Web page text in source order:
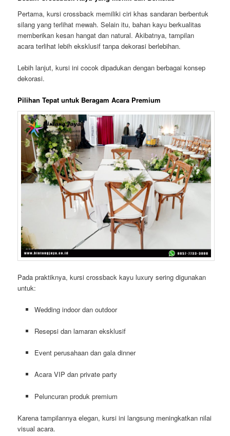
Pertama, kursi crossback memiliki ciri khas sandaran berbentuk
silang yang terlihat mewah. Selain itu, bahan kayu berkualitas
memberikan kesan hangat dan natural. Akibatnya, tampilan
acara terlihat lebih eksklusif tanpa dekorasi berlebihan.
Lebih lanjut, kursi ini cocok dipadukan dengan berbagai konsep
dekorasi.
Pilihan Tepat untuk Beragam Acara Premium
Pada praktiknya, kursi crossback kayu luxury sering digunakan
untuk:
Wedding indoor dan outdoor
Resepsi dan lamaran eksklusif
Event perusahaan dan gala dinner
Acara VIP dan private party
Peluncuran produk premium
Karena tampilannya elegan, kursi ini langsung meningkatkan nilai
visual acara.